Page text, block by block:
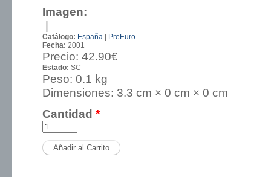
Imagen:
|
Catálogo: España
PreEuro
Fecha: 2001
Precio: 42.90€
Estado: SC
Peso: 0.1 kg
Dimensiones: 3.3 cm × 0 cm × 0 cm
Cantidad *